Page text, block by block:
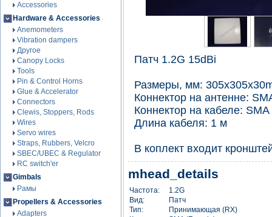
Accessories
Hardware & Accessories
Anemometers
Vibration dampers
Другое
Canopy Locks
Tools
Pin & Control Horns
Glue & Accelerator
Connectors
Clewis, Stoppers, Rods
Wires
Servo wires
Straps, Rubbers, Velcro
SBEC/UBEC & Regulator
RC switch'er
Gimbals
Рамы
Propellers & Accessories
Adapters
Патч 1.2G 15dBi
Размеры, мм:
Коннектор на антенне:
Коннектор на кабеле:
Длина кабеля: 1 м
В коплект входит
mhead_details
Частота:
1.2G
Вид:
Патч
Тип:
Принимающая (RX)